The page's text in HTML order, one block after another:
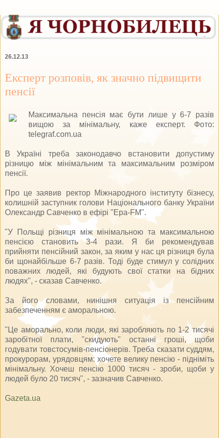
26.12.13
Експерт розповів, як значно підвищити
пенсії
Максимальна пенсія має бути лише у 6-7 разів
вищою за мінімальну, каже експерт. Фото:
telegraf.com.ua
В Україні треба законодавчо встановити допустиму
різницю між мінімальним та максимальним розміром
пенсії.
Про це заявив ректор Міжнародного інституту бізнесу,
колишній заступник голови Національного банку України
Олександр Савченко в ефірі "Ера-FM".
"У Польщі різниця між мінімальною та максимальною
пенсією становить 3-4 рази. Я би рекомендував
прийняти пенсійний закон, за яким у нас ця різниця була
би щонайбільше 6-7 разів. Тоді буде стимул у солідних
поважних людей, які будують свої статки на бідних
людях", - сказав Савченко.
За його словами, нинішня ситуація із пенсійним
забезпеченням є аморальною.
"Це аморально, коли люди, які заробляють по 1-2 тисячі
заробітної плати, "скидують" останні гроші, щоби
годувати товстосумів-пенсіонерів. Треба сказати суддям,
прокурорам, урядовцям: хочете велику пенсію - підніміть
мінімальну. Хочеш пенсію 1000 тисяч - зроби, щоби у
людей було 20 тисяч", - зазначив Савченко.
Gazeta.ua